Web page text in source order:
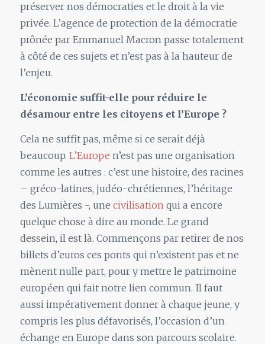
préserver nos démocraties et le droit à la vie
privée. L’agence de protection de la démocratie
prônée par Emmanuel Macron passe totalement
à côté de ces sujets et n’est pas à la hauteur de
l’enjeu.
L’économie suffit-elle pour réduire le
désamour entre les citoyens et l’Europe ?
Cela ne suffit pas, même si ce serait déjà
beaucoup. L’Europe n’est pas une organisation
comme les autres : c’est une histoire, des racines
– gréco-latines, judéo-chrétiennes, l’héritage
des Lumières -, une civilisation qui a encore
quelque chose à dire au monde. Le grand
dessein, il est là. Commençons par retirer de nos
billets d’euros ces ponts qui n’existent pas et ne
mènent nulle part, pour y mettre le patrimoine
européen qui fait notre lien commun. Il faut
aussi impérativement donner à chaque jeune, y
compris les plus défavorisés, l’occasion d’un
échange en Europe dans son parcours scolaire.